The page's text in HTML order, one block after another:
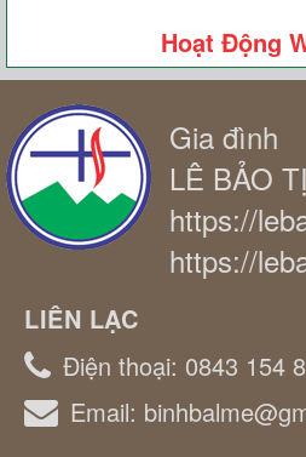
Hoạt Động
Gia đình
LÊ BẢO
https://
https://
LIÊN LẠC
Điện thoại: 0843 154
Email: